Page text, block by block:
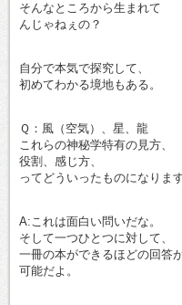
そんなところから生まれて
んじゃねぇの？
自分で本気で探究して、
初めてわかる境地もある。
Ｑ：風（空気）、星、龍
これらの神秘学特有の見方、
役割、感じ方、
ってどういったものになりま
A:これは面白い問いだな。
そして一つひとつに対して、
一冊の本ができるほどの回答
可能だよ。